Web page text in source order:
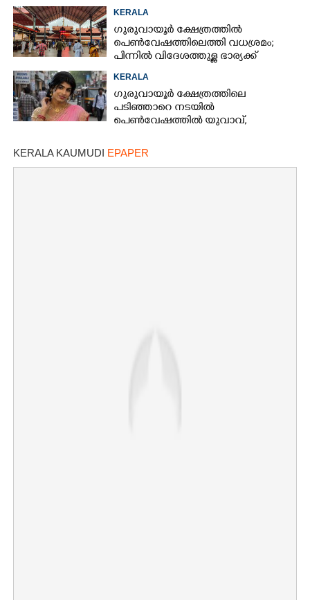
KERALA
ഗുരുവായൂർ ക്ഷേത്രത്തിൽ
പെൺവേഷത്തിലെത്തി വധശ്രമം;
പിന്നിൽ വിദേശത്തുള്ള ഭാര്യക്ക്
KERALA
ഗുരുവായൂർ ക്ഷേത്രത്തിലെ
പടിഞ്ഞാറെ നടയിൽ
പെൺവേഷത്തിൽ യുവാവ്,​
തെളിഞ്ഞത് വൻഗൂഢാലോചന
KERALA KAUMUDI EPAPER